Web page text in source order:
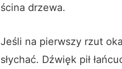
ścina drzewa.
Jeśli na pierwszy rzut
słychać. Dźwięk pił